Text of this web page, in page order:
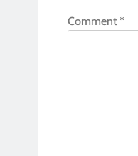
Comment *